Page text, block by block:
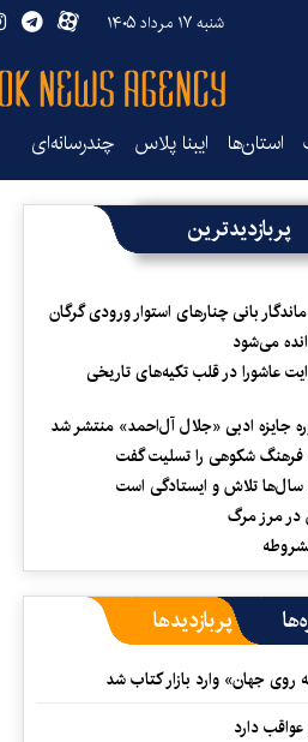
شنبه ۱۷ مرداد ۱۴۰۵
استان‌ها ایبنا پلاس چندرسانه‌ای
پربازدیدترین
بانی چنارهای استوار ورودی گرگان
می‌شود
عاشورا در قلب تکیه‌های تاریخی
جایزه ادبی «جلال آل‌احمد» منتشر شد
شکوهی را تسلیت گفت
تلاش و ایستادگی است
در مرز مرگ
پربازدیدها
روی جهان» وارد بازار کتاب شد
دارد